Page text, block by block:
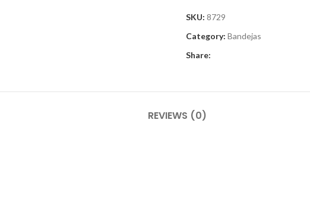
SKU: 8729
Category: Bandejas
Share:
REVIEWS (0)